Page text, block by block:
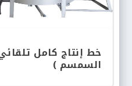
خط إنتاج كامل
السمسم )